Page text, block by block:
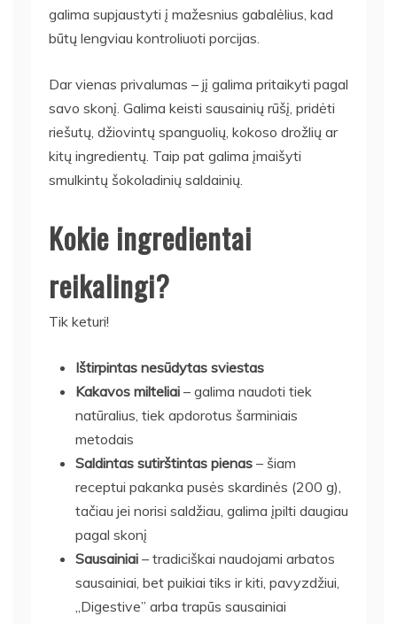
galima supjaustyti į mažesnius gabalėlius, kad
būtų lengviau kontroliuoti porcijas.
Dar vienas privalumas – jį galima pritaikyti pagal
savo skonį. Galima keisti sausainių rūšį, pridėti
riešutų, džiovintų spanguolių, kokoso drožlių ar
kitų ingredientų. Taip pat galima įmaišyti
smulkintų šokoladinių saldainių.
Kokie ingredientai
reikalingi?
Tik keturi!
Ištirpintas nesūdytas sviestas
Kakavos milteliai – galima naudoti tiek
natūralius, tiek apdorotus šarminiais
metodais
Saldintas sutirštintas pienas – šiam
receptui pakanka pusės skardinės (200 g),
tačiau jei norisi saldžiau, galima įpilti daugiau
pagal skonį
Sausainiai – tradiciškai naudojami arbatos
sausainiai, bet puikiai tiks ir kiti, pavyzdžiui,
„Digestive” arba trapūs sausainiai